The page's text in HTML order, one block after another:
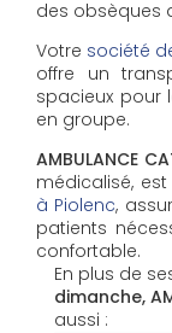
des obsèques
Votre société
offre un
spacieux pour
en groupe.
AMBULANCE
médicalisé,
à Piolenc,
patients
confortable.
En plus de
dimanche,
aussi :